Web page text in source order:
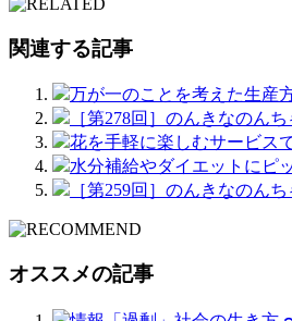
関連する記事
万が一のことを考えた生産
［第278回］のんきなのん
花を手軽に楽しむサービス
水分補給やダイエットにピ
［第259回］のんきなのん
オススメの記事